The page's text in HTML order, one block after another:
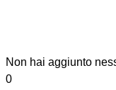
Non hai aggiunto
0